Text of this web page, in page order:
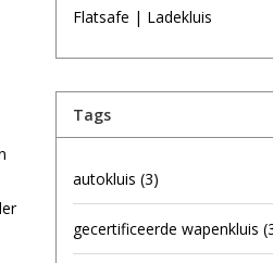
Flatsafe | Ladekluis
Tags
autokluis (3)
gecertificeerde wapenkluis